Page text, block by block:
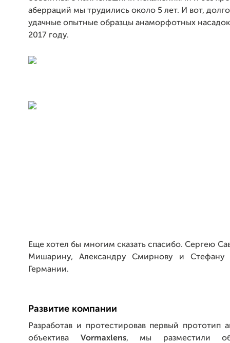
аберраций мы трудились около 5 лет. И вот,
удачные опытные образцы анаморфотных
2017 году.
Еще хотел бы многим сказать спасибо. Сергею
Мишарину, Александру Смирнову и Стефану
Германии.
Развитие компании
Разработав и протестировав первый прототип
объектива Vormaxlens, мы разместили